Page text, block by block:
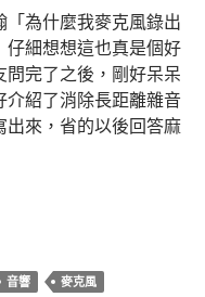
為什麼我麥克風錄出
仔細想想這也真是個好
完了之後，剛好呆呆
介紹了消除長距離雜音
出來，省的以後回答麻
衡訊號系統吧！
音響 麥克風